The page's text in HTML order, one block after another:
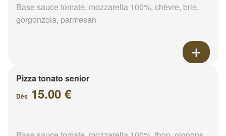
Base sauce tomate, mozzarella 100%, chèvre, brie,
gorgonzola, parmesan
Pizza tonato senior
Dès 15.00 €